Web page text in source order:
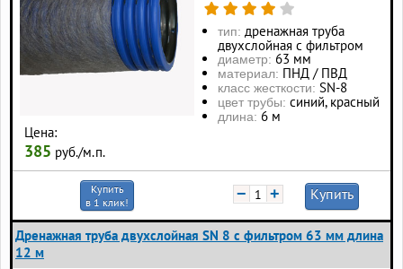
Цена:
385 руб./м.п.
тип: дренажная труба
двухслойная с фильтром
диаметр: 63 мм
материал: ПНД / ПВД
класс жесткости: SN-8
цвет трубы: синий, красный
длина: 6 м
Купить
в 1 клик!
− + Купить
Дренажная труба двухслойная SN 8 с фильтром 63 мм длина
12 м